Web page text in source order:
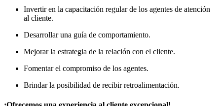
Invertir en la capacitación regular de los agentes de atención
al cliente.
Desarrollar una guía de comportamiento.
Mejorar la estrategia de la relación con el cliente.
Fomentar el compromiso de los agentes.
Brindar la posibilidad de recibir retroalimentación.